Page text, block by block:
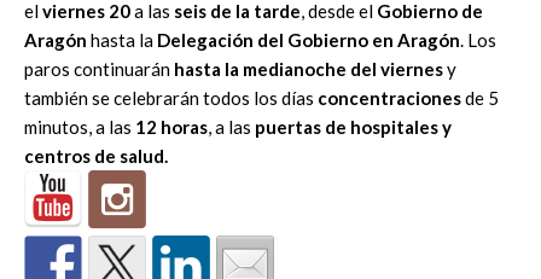
elviernes 20a las seis de la tarde, desde el Gobierno de
Aragón hasta la Delegación del Gobierno en Aragón. Los
paros continuarán hasta la medianoche del viernesy
también se celebrarán todos los días concentracionesde 5
minutos, a las 12 horas, a las puertas de hospitales y
centros de salud.